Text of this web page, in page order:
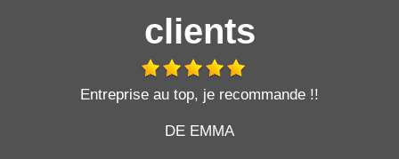
clients
Entreprise au top, je recommande !!
DE EMMA